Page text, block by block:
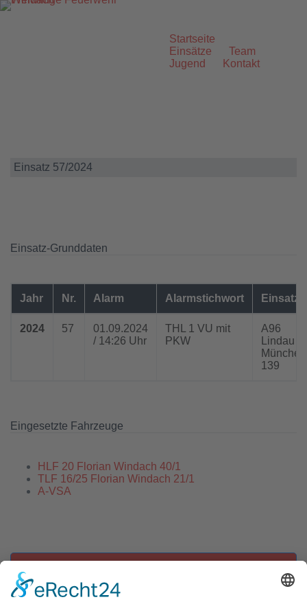
Zum
Startseite
Einsätze
Team
Jugend
Kontakt
Einsatz 57/2024
Einsatz-Grunddaten
Jahr Nr. Alarm Alarmstichwort
2024 57
01.09.2024
/ 14:26 Uhr
THL 1 VU mit
PKW
A96
Lindau >
München
139
Eingesetzte Fahrzeuge
HLF 20 Florian Windach 40/1
TLF 16/25 Florian Windach 21/1
A-VSA